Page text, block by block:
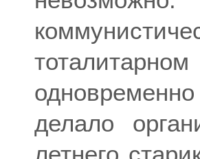
делало